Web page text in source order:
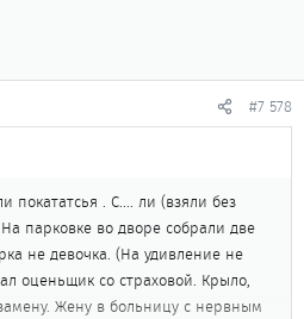
#7 578
покататсья . С.... ли (взяли без
парковке во дворе собрали две
не девочка. (На удивление не
оценьщик со страховой. Крыло,
Жену в больницу с нервным